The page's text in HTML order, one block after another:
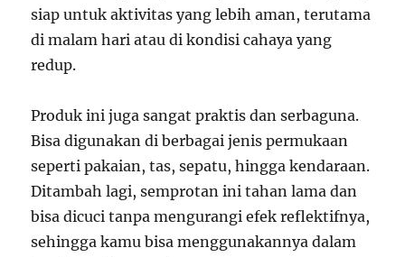
siap untuk aktivitas yang lebih aman, terutama
di malam hari atau di kondisi cahaya yang
redup.
Produk ini juga sangat praktis dan serbaguna.
Bisa digunakan di berbagai jenis permukaan
seperti pakaian, tas, sepatu, hingga kendaraan.
Ditambah lagi, semprotan ini tahan lama dan
bisa dicuci tanpa mengurangi efek reflektifnya,
sehingga kamu bisa menggunakannya dalam